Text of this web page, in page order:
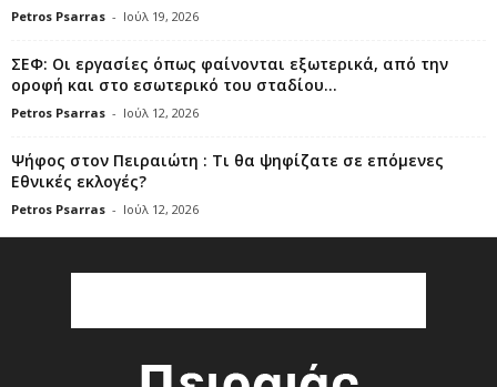
Petros Psarras - Ιούλ 19, 2026
ΣΕΦ: Οι εργασίες όπως φαίνονται εξωτερικά, από την
οροφή και στο εσωτερικό του σταδίου...
Petros Psarras - Ιούλ 12, 2026
Ψήφος στον Πειραιώτη : Τι θα ψηφίζατε σε επόμενες
Εθνικές εκλογές?
Petros Psarras - Ιούλ 12, 2026